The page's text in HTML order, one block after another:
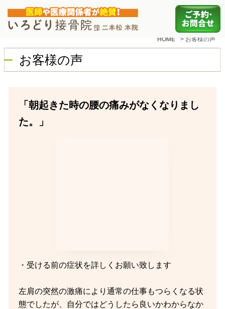
HOME > お客様の声
お客様の声
「朝起きた時の腰の痛みがなくなりまし
た。」
・受ける前の症状を詳しくお願い致します
左肩の突然の激痛により通常の仕事もつらくなる状
態でしたが、自分ではどうしたら良いかわからなか